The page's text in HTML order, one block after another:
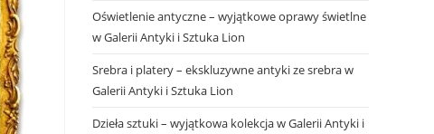
Oświetlenie antyczne – wyjątkowe oprawy świetlne
w Galerii Antyki i Sztuka Lion
Srebra i platery – ekskluzywne antyki ze srebra w
Galerii Antyki i Sztuka Lion
Dzieła sztuki – wyjątkowa kolekcja w Galerii Antyki i